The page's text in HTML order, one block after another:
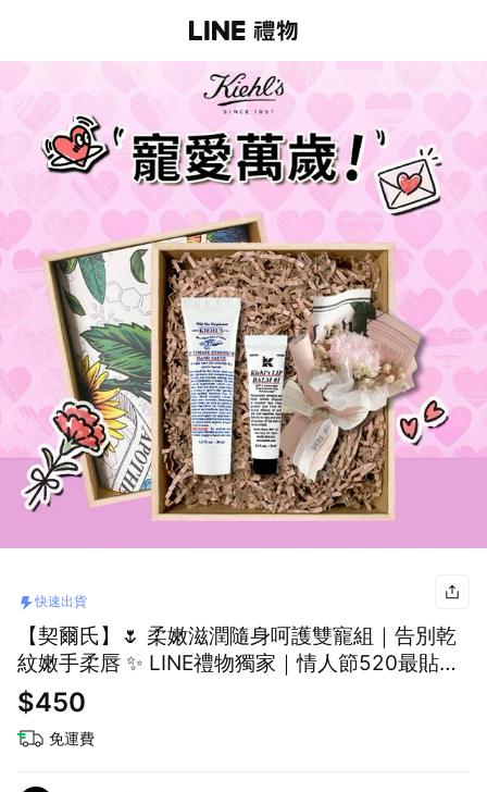
快速出貨
【契爾氏】🌷 柔嫩滋潤隨身呵護雙寵組｜告別乾
紋嫩手柔唇 ✨ LINE禮物獨家｜情人節520最貼心
告白禮 [快速出貨]
$450
免運費